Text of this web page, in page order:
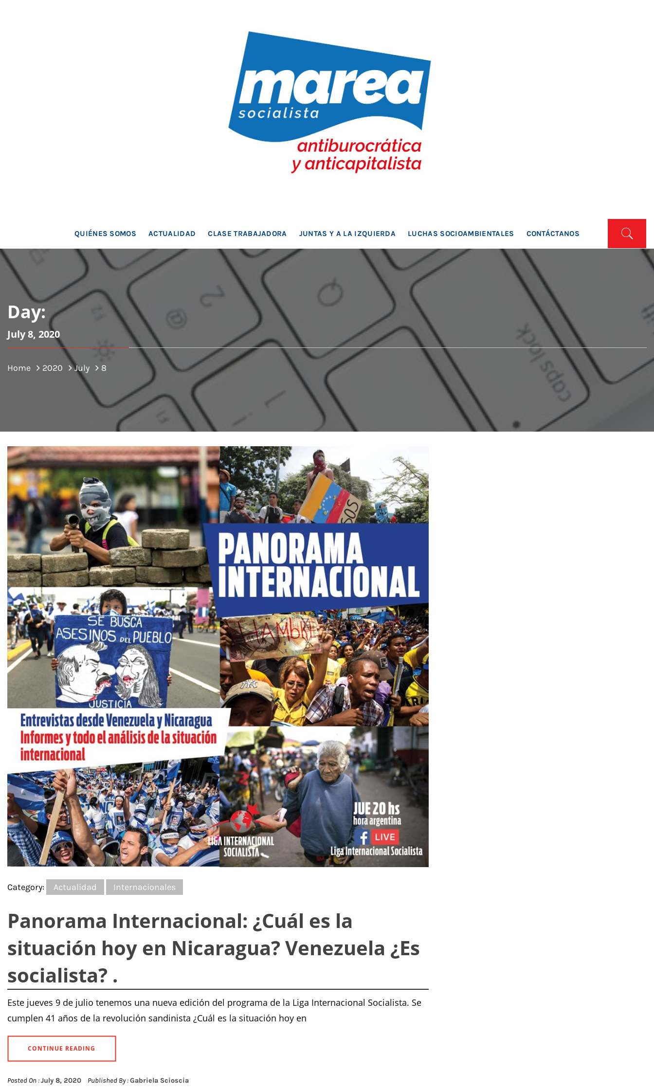
MAREA SOCIALISTA
QUIÉNES SOMOS ACTUALIDAD CLASE TRABAJADORA JUNTAS Y A LA IZQUIERDA LUCHAS SOCIOAMBIENTALES CONTÁCTANOS
Day:
July 8, 2020
Home 2020 July 8
Category: Actualidad Internacionales
Panorama Internacional: ¿Cuál es la
situación hoy en Nicaragua? Venezuela ¿Es
socialista? .
Este jueves 9 de julio tenemos una nueva edición del programa de la Liga Internacional Socialista. Se
cumplen 41 años de la revolución sandinista ¿Cuál es la situación hoy en
CONTINUE READING
Posted On :July 8, 2020 Published By :Gabriela Scioscia